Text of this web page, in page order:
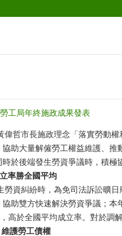
工局年終施政成果發表
哲市長施政理念「落實勞動
助大量解僱勞工權益維護、
於後端發生勞資爭議時，積極
率勝全國平均
資糾紛時，為免司法訴訟曠
協助雙方快速解決勞資爭議；
高於全國平均成立率。對於調
護勞工債權